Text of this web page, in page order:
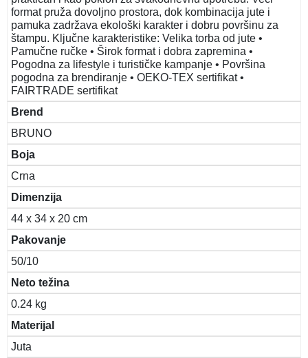
format pruža dovoljno prostora, dok kombinacija jute i
pamuka zadržava ekološki karakter i dobru površinu za
štampu. Ključne karakteristike: Velika torba od jute •
Pamučne ručke • Širok format i dobra zapremina •
Pogodna za lifestyle i turističke kampanje • Površina
pogodna za brendiranje • OEKO-TEX sertifikat •
FAIRTRADE sertifikat
Brend
BRUNO
Boja
Crna
Dimenzija
44 x 34 x 20 cm
Pakovanje
50/10
Neto težina
0.24 kg
Materijal
Juta